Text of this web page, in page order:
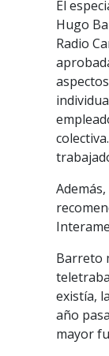
El
Hugo
Radio
Barreto
existía,
año
mayor